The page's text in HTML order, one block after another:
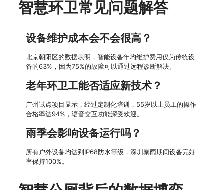
智慧环卫常见问题解答
设备维护成本会不会很高？
北京朝阳区的数据表明，智能设备年均维护费用仅为传统设
备的63%，因为75%的故障可以通过远程诊断解决。
老年环卫工能否适应新技术？
广州试点项目显示，经过定制化培训，55岁以上员工的操作
合格率达94%，语音交互功能深受欢迎。
雨季会影响设备运行吗？
所有户外设备均达到IP68防水等级，深圳暴雨期间设备完好
率保持100%。